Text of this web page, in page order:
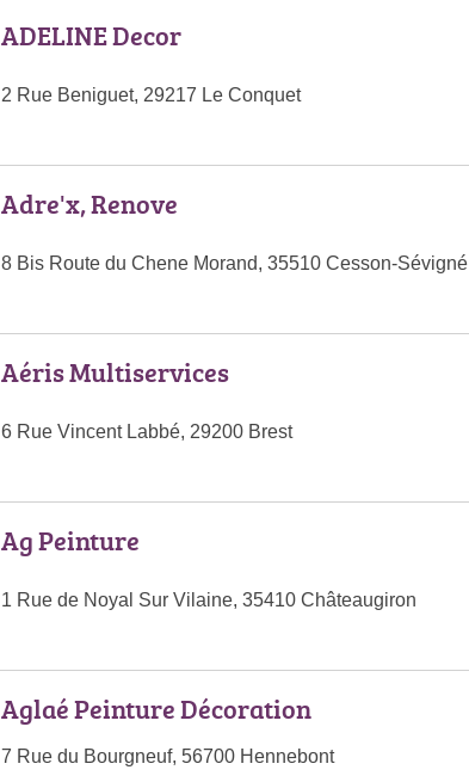
ADELINE Decor
2 Rue Beniguet, 29217 Le Conquet
Adre'x, Renove
8 Bis Route du Chene Morand, 35510 Cesson-Sévigné
Aéris Multiservices
6 Rue Vincent Labbé, 29200 Brest
Ag Peinture
1 Rue de Noyal Sur Vilaine, 35410 Châteaugiron
Aglaé Peinture Décoration
7 Rue du Bourgneuf, 56700 Hennebont